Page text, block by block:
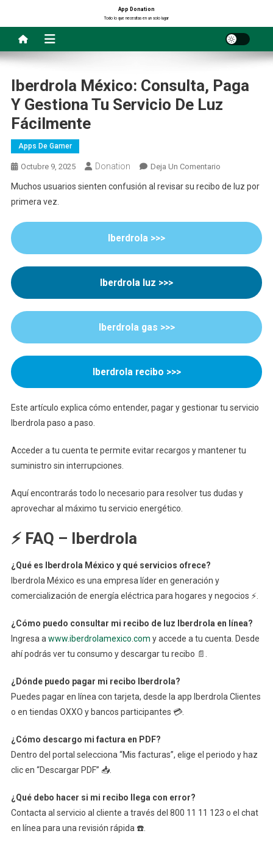
contenido
App Donation
Todo lo que necesitas en un solo lugar
Iberdrola México: Consulta, Paga
Y Gestiona Tu Servicio De Luz
Fácilmente
Apps De Gamer
Octubre 9, 2025 Donation Deja Un ComentarioEn
México:
Paga
Tu
Muchos usuarios sienten confusión al revisar su recibo de luz por
primera vez.
Iberdrola >>>
Iberdrola luz >>>
Iberdrola gas >>>
Iberdrola recibo >>>
Este artículo explica cómo entender, pagar y gestionar tu servicio
Iberdrola paso a paso.
Acceder a tu cuenta te permite evitar recargos y mantener tu
suministro sin interrupciones.
Aquí encontrarás todo lo necesario para resolver tus dudas y
aprovechar al máximo tu servicio energético.
⚡ FAQ – Iberdrola
¿Qué es Iberdrola México y qué servicios ofrece?
Iberdrola México es una empresa líder en generación y
comercialización de energía eléctrica para hogares y negocios ⚡.
¿Cómo puedo consultar mi recibo de luz Iberdrola en línea?
Ingresa a www.iberdrolamexico.com y accede a tu cuenta. Desde
ahí podrás ver tu consumo y descargar tu recibo 📄.
¿Dónde puedo pagar mi recibo Iberdrola?
Puedes pagar en línea con tarjeta, desde la app Iberdrola Clientes
o en tiendas OXXO y bancos participantes 💳.
¿Cómo descargo mi factura en PDF?
Dentro del portal selecciona “Mis facturas”, elige el periodo y haz
clic en “Descargar PDF” 📥.
¿Qué debo hacer si mi recibo llega con error?
Contacta al servicio al cliente a través del 800 11 11 123 o el chat
en línea para una revisión rápida ☎️.